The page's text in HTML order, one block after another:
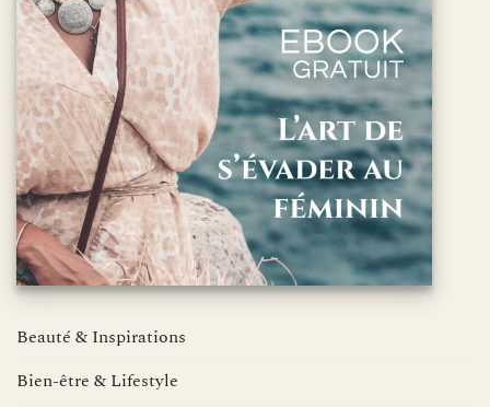
Beauté & Inspirations
Bien-être & Lifestyle